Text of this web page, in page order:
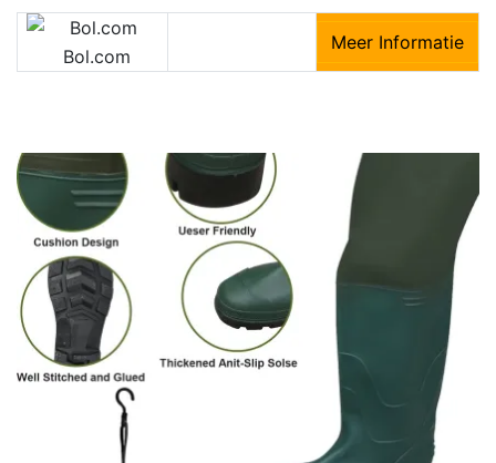
Bol.com
Meer Informatie